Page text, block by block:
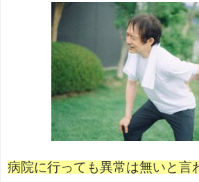
病院に行っても異常は無いと言